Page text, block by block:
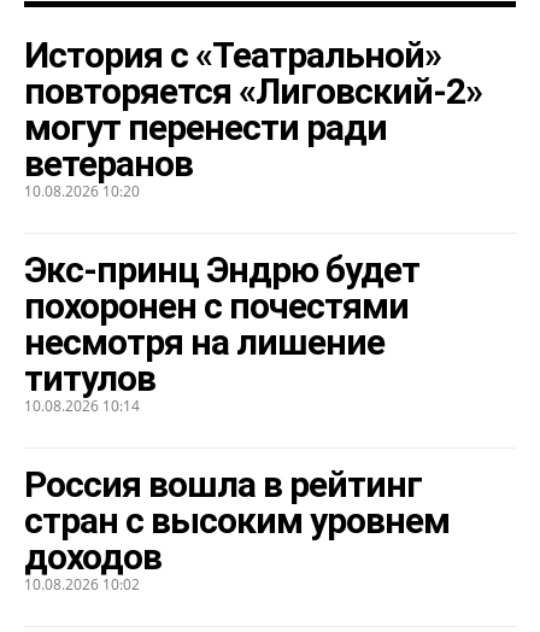
История с «Театральной»
повторяется «Лиговский-2»
могут перенести ради
ветеранов
10.08.2026 10:20
Экс-принц Эндрю будет
похоронен с почестями
несмотря на лишение
титулов
10.08.2026 10:14
Россия вошла в рейтинг
стран с высоким уровнем
доходов
10.08.2026 10:02